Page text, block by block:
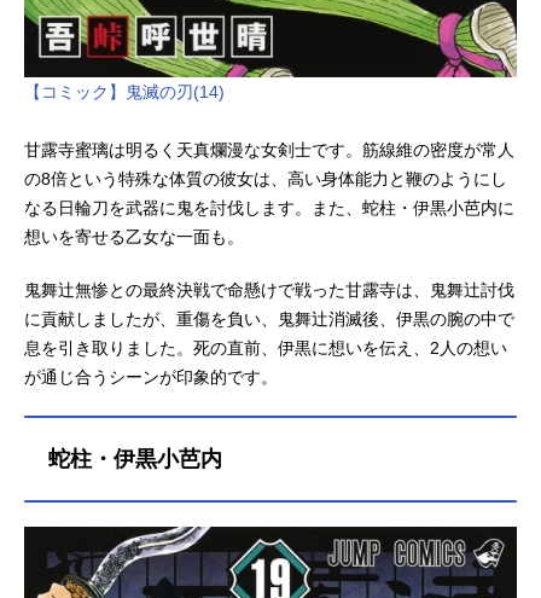
【コミック】鬼滅の刃(14)
甘露寺蜜璃は明るく天真爛漫な女剣士です。筋線維の密度が常人
の8倍という特殊な体質の彼女は、高い身体能力と鞭のようにし
なる日輪刀を武器に鬼を討伐します。また、蛇柱・伊黒小芭内に
想いを寄せる乙女な一面も。
鬼舞辻無惨との最終決戦で命懸けで戦った甘露寺は、鬼舞辻討伐
に貢献しましたが、重傷を負い、鬼舞辻消滅後、伊黒の腕の中で
息を引き取りました。死の直前、伊黒に想いを伝え、2人の想い
が通じ合うシーンが印象的です。
蛇柱・伊黒小芭内